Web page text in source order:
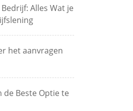
Alles Wat je
het aanvragen
Beste Optie te